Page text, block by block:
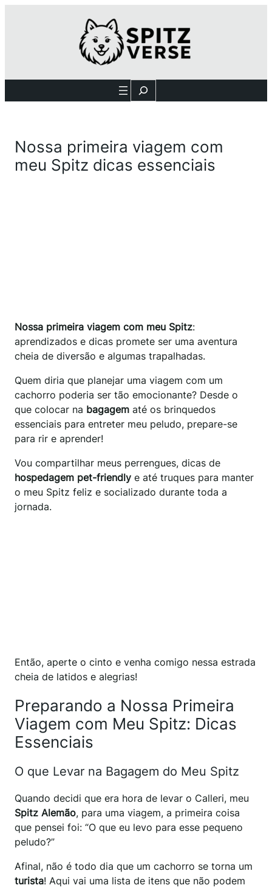
Search
Nossa primeira viagem com
meu Spitz dicas essenciais
Nossa primeira viagem com meu Spitz:
aprendizados e dicas promete ser uma aventura
cheia de diversão e algumas trapalhadas.
Quem diria que planejar uma viagem com um
cachorro poderia ser tão emocionante? Desde o
que colocar na bagagem até os brinquedos
essenciais para entreter meu peludo, prepare-se
para rir e aprender!
Vou compartilhar meus perrengues, dicas de
hospedagem pet-friendly e até truques para manter
o meu Spitz feliz e socializado durante toda a
jornada.
Então, aperte o cinto e venha comigo nessa estrada
cheia de latidos e alegrias!
Preparando a Nossa Primeira
Viagem com Meu Spitz: Dicas
Essenciais
O que Levar na Bagagem do Meu Spitz
Quando decidi que era hora de levar o Calleri, meu
Spitz Alemão, para uma viagem, a primeira coisa
que pensei foi: “O que eu levo para esse pequeno
peludo?”
Afinal, não é todo dia que um cachorro se torna um
turista! Aqui vai uma lista de itens que não podem